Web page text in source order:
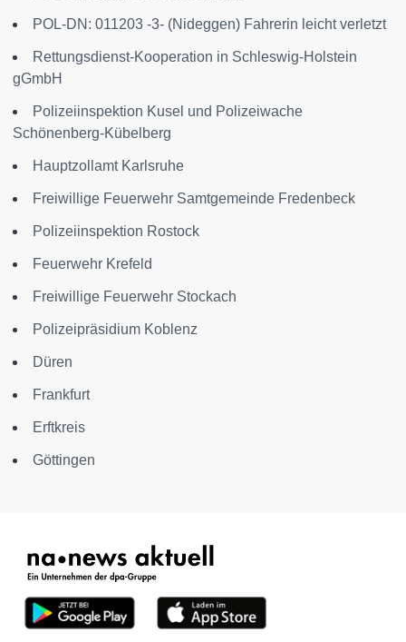
POL-DN: 011203 -3- (Nideggen) Fahrerin leicht verletzt
Rettungsdienst-Kooperation in Schleswig-Holstein
gGmbH
Polizeiinspektion Kusel und Polizeiwache
Schönenberg-Kübelberg
Hauptzollamt Karlsruhe
Freiwillige Feuerwehr Samtgemeinde Fredenbeck
Polizeiinspektion Rostock
Feuerwehr Krefeld
Freiwillige Feuerwehr Stockach
Polizeipräsidium Koblenz
Düren
Frankfurt
Erftkreis
Göttingen